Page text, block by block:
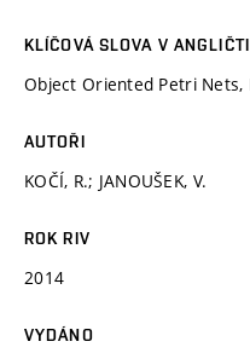
KLÍČOVÁ SLOVA V
Object Oriented Petri Nets,
AUTOŘI
KOČÍ, R.; JANOUŠEK, V.
ROK RIV
2014
VYDÁNO